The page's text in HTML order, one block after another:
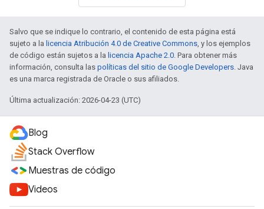
Salvo que se indique lo contrario, el contenido de esta página está
sujeto a la licencia Atribución 4.0 de Creative Commons, y los ejemplos
de código están sujetos a la licencia Apache 2.0. Para obtener más
información, consulta las políticas del sitio de Google Developers. Java
es una marca registrada de Oracle o sus afiliados.
Última actualización: 2026-04-23 (UTC)
Blog
Stack Overflow
Muestras de código
Videos